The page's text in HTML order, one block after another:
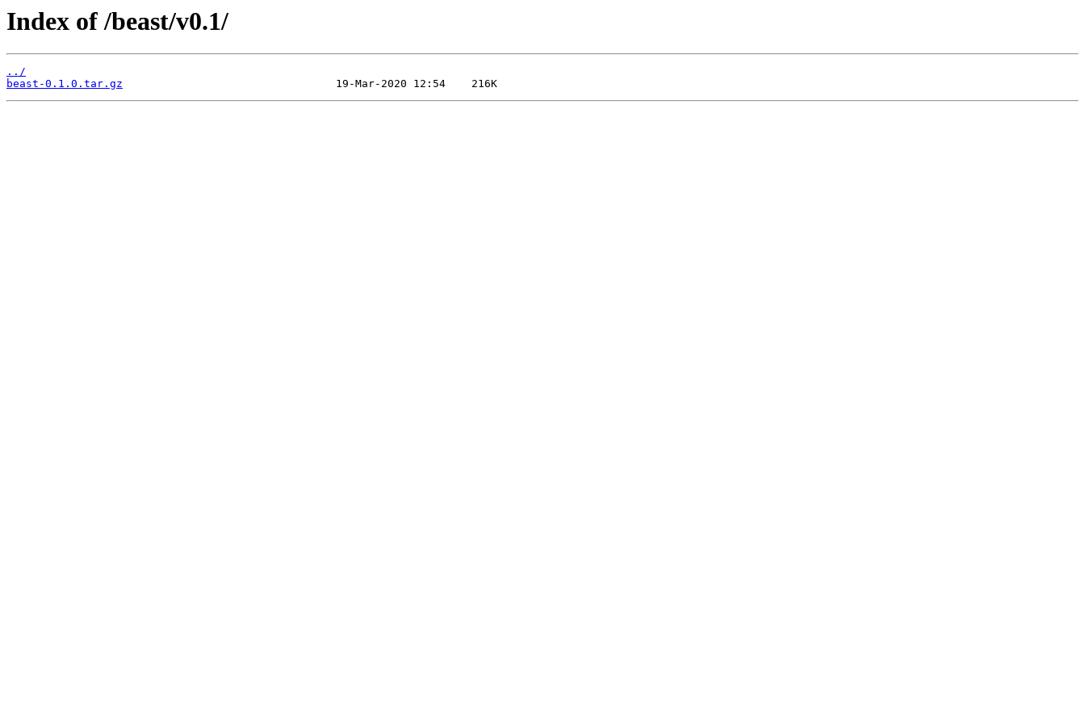
Index of /beast/v0.1/
../
beast-0.1.0.tar.gz